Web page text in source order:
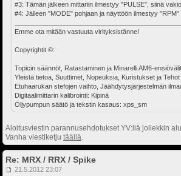
#3: Tämän jälkeen mittariin ilmestyy "PULSE", siinä
#4: Jälleen "MODE" pohjaan ja näyttöön ilmestyy
Emme ota mitään vastuuta virityksistänne!
Copyrightit ©:
Topicin säännöt, Ratastaminen ja Minarelli AM6-
Yleistä tietoa, Suuttimet, Nopeuksia, Kuristukset ja
Etuhaarukan stefojen vaihto, Jäähdytysjärjestelmän
Digitaalimittarin kalibrointi: Kipinä
Öljypumpun säätö ja tekstin kasaus: xps_sm
Aloitusviestin parannusehdotukset YV:llä jollekkin
Vanha viestiketju täällä.
Re: MRX / RRX / Spike
21.5.2012 23:07